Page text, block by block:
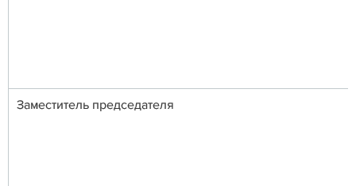
Заместитель председателя